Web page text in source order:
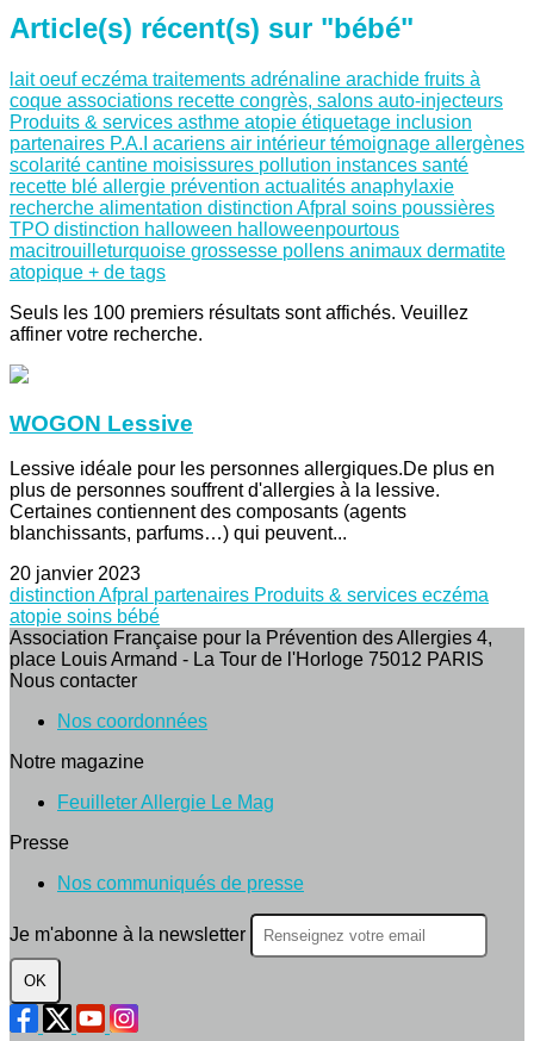
Article(s) récent(s) sur "bébé"
laitoeufeczéma traitements adrénaline arachide fruits à
coque associations recette congrès, salons auto-injecteurs
Produits & services asthme atopie étiquetage inclusion
partenaires P.A.I acariens air intérieur témoignage allergènes
scolarité cantine moisissures pollution instances santé
recette blé allergie prévention actualités anaphylaxie
recherche alimentation distinction Afpral soins poussières
TPO distinction halloween halloweenpourtous
macitrouilleturquoise grossesse pollens animaux dermatite
atopique + de tags
Seuls les 100 premiers résultats sont affichés. Veuillez
affiner votre recherche.
WOGON Lessive
Lessive idéale pour les personnes allergiques.De plus en
plus de personnes souffrent d'allergies à la lessive.
Certaines contiennent des composants (agents
blanchissants, parfums…) qui peuvent...
20 janvier 2023
distinction Afpral partenaires Produits & services eczéma
atopie soins bébé
Association Française pour la Prévention des Allergies 4,
place Louis Armand - La Tour de l'Horloge 75012 PARIS
Nous contacter
Nos coordonnées
Notre magazine
Feuilleter Allergie Le Mag
Presse
Nos communiqués de presse
Je m'abonne à la newsletter
OK